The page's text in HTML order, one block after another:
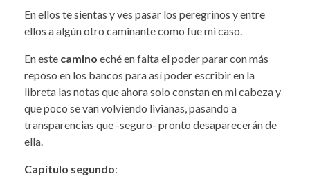
En ellos te sientas y ves pasar los peregrinos y entre
ellos a algún otro caminante como fue mi caso.
En este camino eché en falta el poder parar con más
reposo en los bancos para así poder escribir en la
libreta las notas que ahora solo constan en mi cabeza y
que poco se van volviendo livianas, pasando a
transparencias que -seguro- pronto desaparecerán de
ella.
Capítulo segundo: